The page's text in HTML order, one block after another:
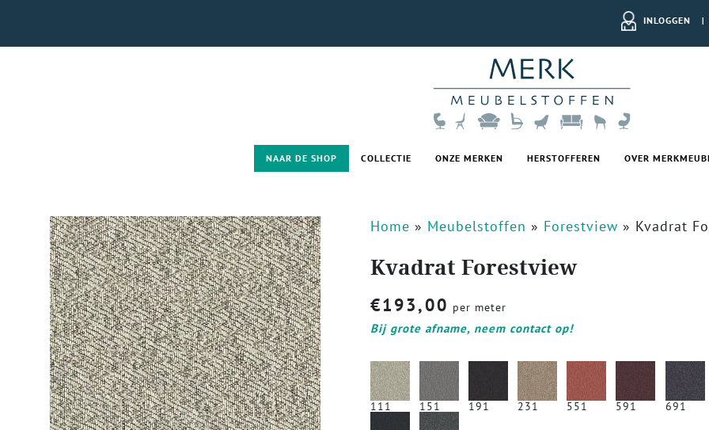
INLOGGEN |
NAAR DE SHOP COLLECTIE ONZE MERKEN HERSTOFFEREN OVER
Home » Meubelstoffen » Forestview » Kvadrat
Kvadrat Forestview
€193,00 per meter
Bij grote afname, neem contact op!
111 151 191 231 551 591 691